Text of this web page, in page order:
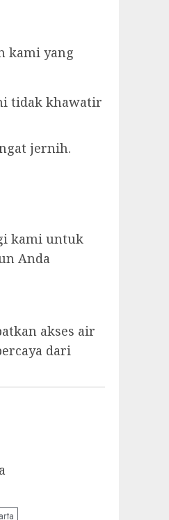
kami yang
tidak khawatir
jernih.
kami untuk
Anda
akses air
dari